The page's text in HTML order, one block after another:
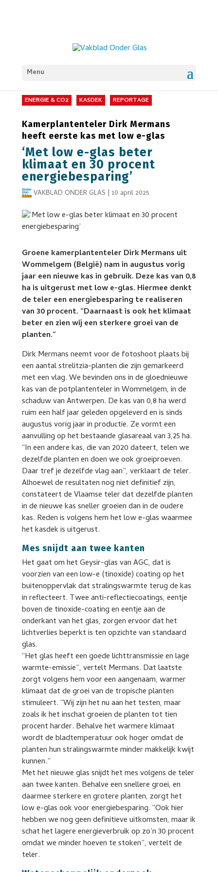
Menu
ENERGIE & CO2 KASDEK REPORTAGE
Kamerplantenteler Dirk Mermans
heeft eerste kas met low e-glas
‘Met low e-glas beter
klimaat en 30 procent
energiebesparing’
VAKBLAD ONDER GLAS | 10 april 2025
Groene kamerplantenteler Dirk Mermans uit
Wommelgem (België) nam in augustus vorig
jaar een nieuwe kas in gebruik. Deze kas van 0,8
ha is uitgerust met low e-glas. Hiermee denkt
de teler een energiebesparing te realiseren
van 30 procent. “Daarnaast is ook het klimaat
beter en zien wij een sterkere groei van de
planten.”
Dirk Mermans neemt voor de fotoshoot plaats bij
een aantal strelitzia-planten die zijn gemarkeerd
met een vlag. We bevinden ons in de gloednieuwe
kas van de potplantenteler in Wommelgem, in de
schaduw van Antwerpen. De kas van 0,8 ha werd
ruim een half jaar geleden opgeleverd en is sinds
augustus vorig jaar in productie. Ze vormt een
aanvulling op het bestaande glasareaal van 3,25 ha.
“In een andere kas, die van 2020 dateert, telen we
dezelfde planten en doen we ook groeiproeven.
Daar tref je dezelfde vlag aan”, verklaart de teler.
Alhoewel de resultaten nog niet definitief zijn,
constateert de Vlaamse teler dat dezelfde planten
in de nieuwe kas sneller groeien dan in de oudere
kas. Reden is volgens hem het low e-glas waarmee
het kasdek is uitgerust.
Mes snijdt aan twee kanten
Het gaat om het Geysir-glas van AGC, dat is
voorzien van een low-e (tinoxide) coating op het
buitenoppervlak dat stralingswarmte terug de kas
in reflecteert. Twee anti-reflectiecoatings, eentje
boven de tinoxide-coating en eentje aan de
onderkant van het glas, zorgen ervoor dat het
lichtverlies beperkt is ten opzichte van standaard
glas.
“Het glas heeft een goede lichttransmissie en lage
warmte-emissie”, vertelt Mermans. Dat laatste
zorgt volgens hem voor een aangenaam, warmer
klimaat dat de groei van de tropische planten
stimuleert. “Wij zijn het nu aan het testen, maar
zoals ik het inschat groeien de planten tot tien
procent harder. Behalve het warmere klimaat
wordt de bladtemperatuur ook hoger omdat de
planten hun stralingswarmte minder makkelijk kwijt
kunnen.”
Met het nieuwe glas snijdt het mes volgens de teler
aan twee kanten. Behalve een snellere groei, en
daarmee sterkere en grotere planten, zorgt het
low e-glas ook voor energiebesparing. “Ook hier
hebben we nog geen definitieve uitkomsten, maar ik
schat het lagere energieverbruik op zo’n 30 procent
omdat we minder hoeven te stoken”, vertelt de
teler.